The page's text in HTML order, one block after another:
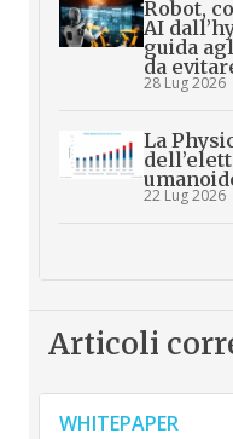
Robot,
AI
guida
da
28 Lug 2026
La
22 Lug 2026
Articoli
WHITEPAPER